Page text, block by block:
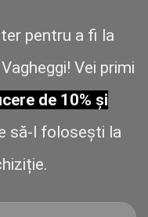
pentru a fi la
Vei primi
de 10% și
să-l folosești la